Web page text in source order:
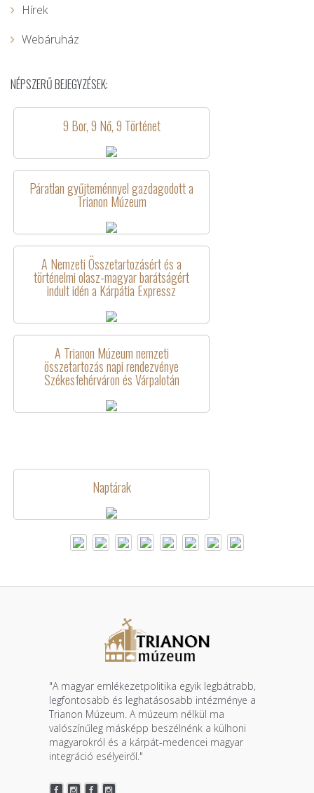
Hírek
Webáruház
NÉPSZERŰ BEJEGYZÉSEK:
9 Bor, 9 Nő, 9 Történet
Páratlan gyűjteménnyel gazdagodott a
Trianon Múzeum
A Nemzeti Összetartozásért és a
történelmi olasz-magyar barátságért
indult idén a Kárpátia Expressz
A Trianon Múzeum nemzeti
összetartozás napi rendezvénye
Székesfehérváron és Várpalotán
Naptárak
"A magyar emlékezetpolitika egyik legbátrabb,
legfontosabb és leghatásosabb intézménye a
Trianon Múzeum. A múzeum nélkül ma
valószínűleg másképp beszélnénk a külhoni
magyarokról és a kárpát-medencei magyar
integráció esélyeiről."